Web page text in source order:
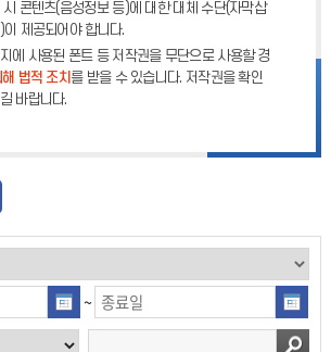
시 콘텐츠(음성정보 등)에 대한 대체 수단(자막삽
제공되어야 합니다.
에 사용된 폰트 등 저작권을 무단으로 사용할 경
법적 조치 를 받을 수 있습니다. 저작권을 확인
바랍니다.
~